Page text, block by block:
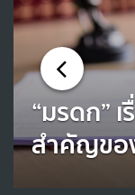
“มรดก” เ
สำคัญข